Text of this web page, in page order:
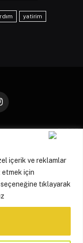
içerik ve reklamlar
için
tıklayarak
yatirim
YAZARLARIMIZ
POLITIKASI
| Tüm Hakları Saklıdır